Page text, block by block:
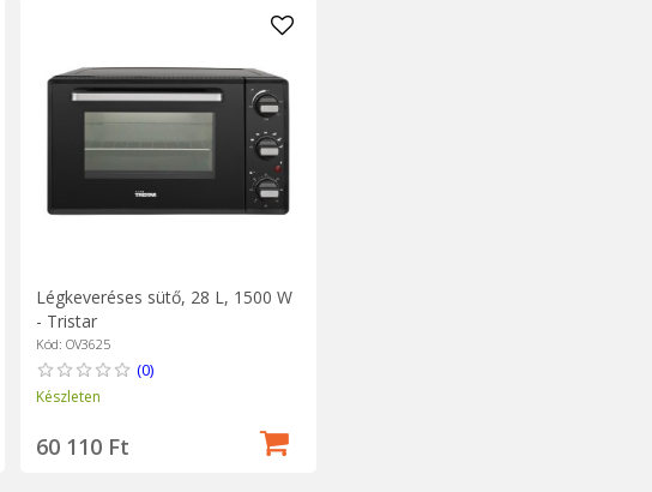
Légkeveréses sütő, 28 L, 1500 W
- Tristar
Kód: OV3625
(0)
Készleten
60 110 Ft